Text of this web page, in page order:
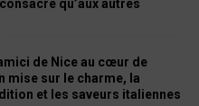
qu’aux autres
de Nice au cœur de
mise sur le charme, la
et les saveurs italiennes